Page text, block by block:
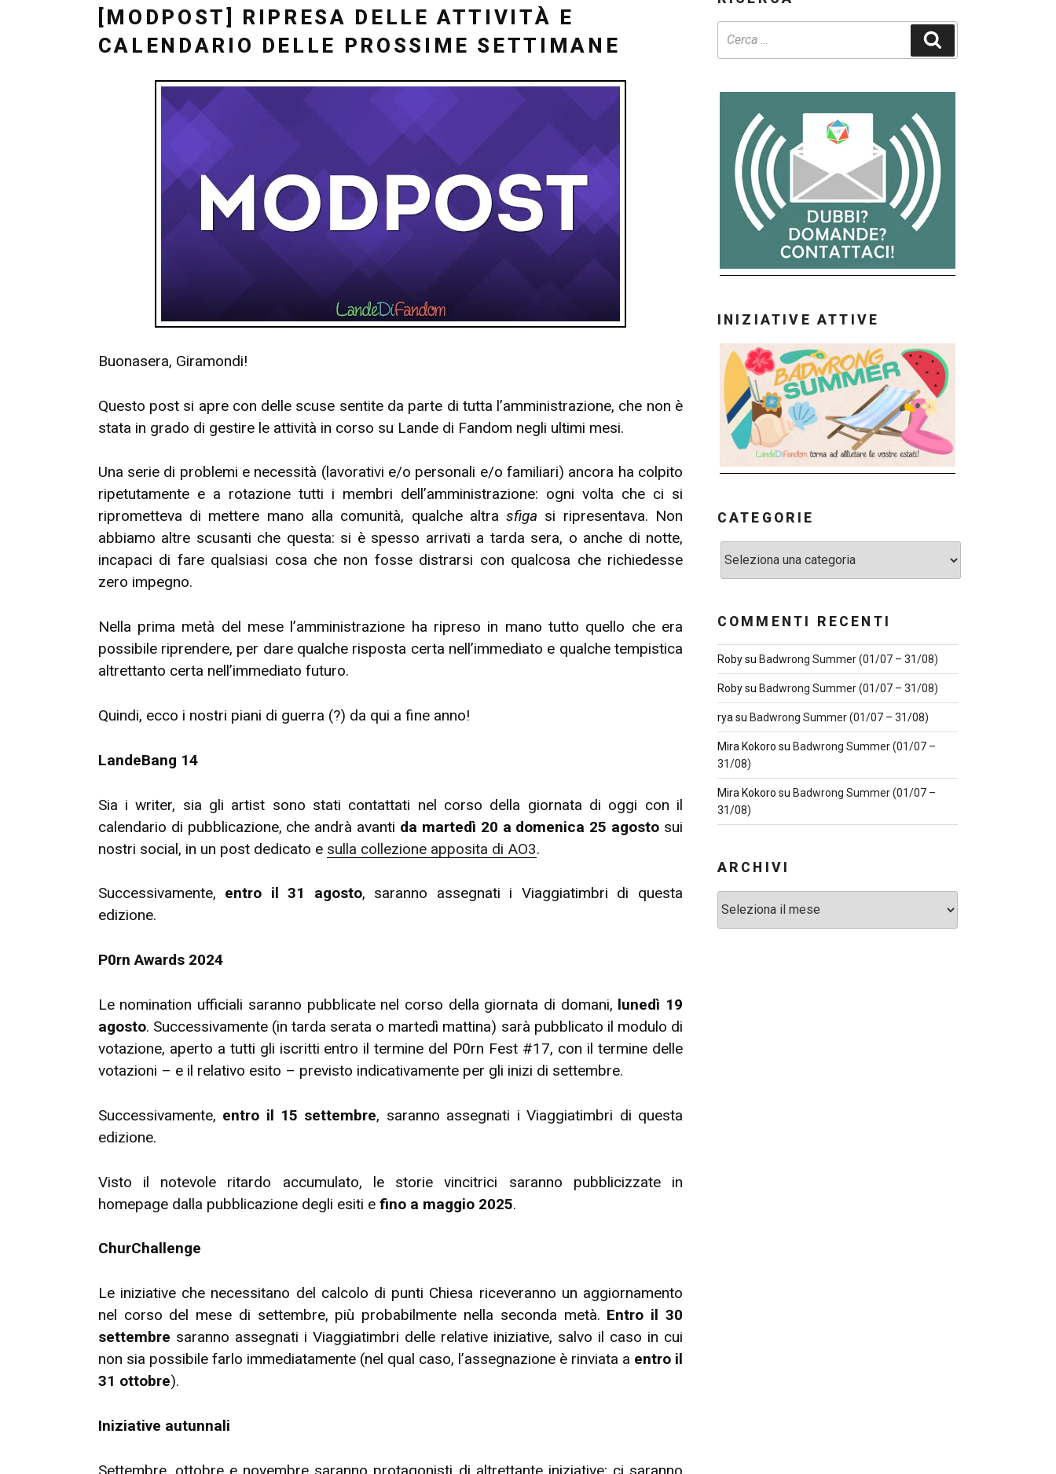
IL[MODPOST] RIPRESA DELLE ATTIVITÀ E
CALENDARIO DELLE PROSSIME SETTIMANE
Buonasera, Giramondi!
Questo post si apre con delle scuse sentite da parte di tutta l’amministrazione, che non è
stata in grado di gestire le attività in corso su Lande di Fandom negli ultimi mesi.
Una serie di problemi e necessità (lavorativi e/o personali e/o familiari) ancora ha colpito
ripetutamente e a rotazione tutti i membri dell’amministrazione: ogni volta che ci si
riprometteva di mettere mano alla comunità, qualche altrasfiga si ripresentava. Non
abbiamo altre scusanti che questa: si è spesso arrivati a tarda sera, o anche di notte,
incapaci di fare qualsiasi cosa che non fosse distrarsi con qualcosa che richiedesse
zero impegno.
Nella prima metà del mese l’amministrazione ha ripreso in mano tutto quello che era
possibile riprendere, per dare qualche risposta certa nell’immediato e qualche tempistica
altrettanto certa nell’immediato futuro.
Quindi, ecco i nostri piani di guerra (?) da qui a fine anno!
LandeBang 14
Sia i writer, sia gli artist sono stati contattati nel corso della giornata di oggi con il
calendario di pubblicazione, che andrà avanti da martedì 20 a domenica 25 agosto sui
nostri social, in un post dedicato e sulla collezione apposita di AO3.
Successivamente, entro il 31 agosto, saranno assegnati i Viaggiatimbri di questa
edizione.
P0rn Awards 2024
Le nomination ufficiali saranno pubblicate nel corso della giornata di domani, lunedì 19
agosto. Successivamente (in tarda serata o martedì mattina) sarà pubblicato il modulo di
votazione, aperto a tutti gli iscritti entro il termine del P0rn Fest #17, con il termine delle
votazioni – e il relativo esito – previsto indicativamente per gli inizi di settembre.
Successivamente, entro il 15 settembre, saranno assegnati i Viaggiatimbri di questa
edizione.
Visto il notevole ritardo accumulato, le storie vincitrici saranno pubblicizzate in
homepage dalla pubblicazione degli esiti e fino a maggio 2025.
ChurChallenge
Le iniziative che necessitano del calcolo di punti Chiesa riceveranno un aggiornamento
nel corso del mese di settembre, più probabilmente nella seconda metà. Entro il 30
settembre saranno assegnati i Viaggiatimbri delle relative iniziative, salvo il caso in cui
non sia possibile farlo immediatamente (nel qual caso, l’assegnazione è rinviata a entro il
31 ottobre).
Iniziative autunnali
Settembre, ottobre e novembre saranno protagonisti di altrettante iniziative: ci saranno
INIZIATIVE ATTIVE
CATEGORIE
COMMENTI RECENTI
Robysu Badwrong Summer (01/07 – 31/08)
Robysu Badwrong Summer (01/07 – 31/08)
ryasu Badwrong Summer (01/07 – 31/08)
Mira Kokoro su Badwrong Summer (01/07 –
31/08)
Mira Kokoro su Badwrong Summer (01/07 –
31/08)
ARCHIVI